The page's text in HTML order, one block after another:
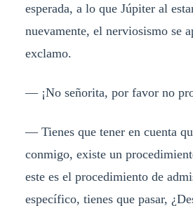
esperada, a lo que Júpiter al
nuevamente, el nerviosismo se
exclamo.
— ¡No señorita, por favor no
— Tienes que tener en cuenta
conmigo, existe un
este es el procedimiento de
específico, tienes que pasar,